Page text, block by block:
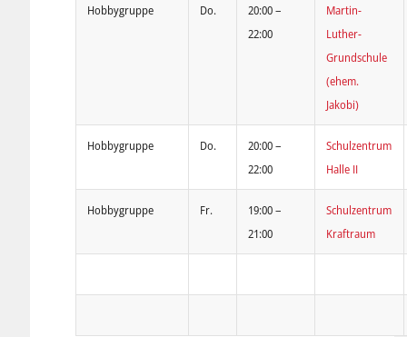
Hobbygruppe Do.
20:00 –
22:00
Martin-
Luther-
Grundschule
(ehem.
Jakobi)
Hobbygruppe Do.
20:00 –
22:00
Schulzentrum
Halle II
Hobbygruppe Fr.
19:00 –
21:00
Schulzentrum
Kraftraum